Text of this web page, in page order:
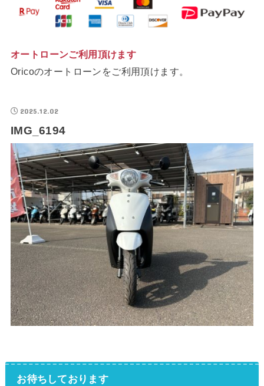
オートローンご利用頂けます
Oricoのオートローンをご利用頂けます。
2025.12.02
IMG_6194
お待ちしております